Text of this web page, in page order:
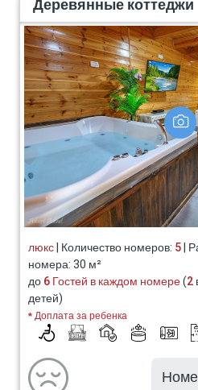
Деревянные коттеджи
люкс| Количество номеров: 5|
номера: 30 м²
до6 Гостей в каждом номере(2
детей)
* Доплата за ребенка